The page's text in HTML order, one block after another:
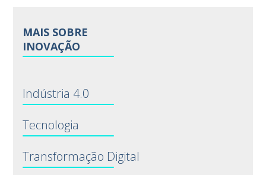
MAIS SOBRE
INOVAÇÃO
Indústria 4.0
Tecnologia
Transformação Digital